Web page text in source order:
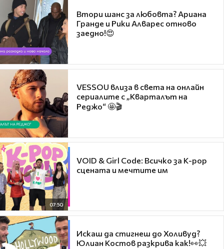
Втори шанс за любовта? Ариана
Гранде и Рики Алварес отново
заедно!😍
VESSOU влиза в света на онлайн
сериалите с „Кварталът на
Реджо“ 🤩🎬
07:50
VOID & Girl Code: Всичко за K-pop
сцената и мечтите им
Искаш да стигнеш до Холивуд?
Юлиан Костов разкрива как!👀💥